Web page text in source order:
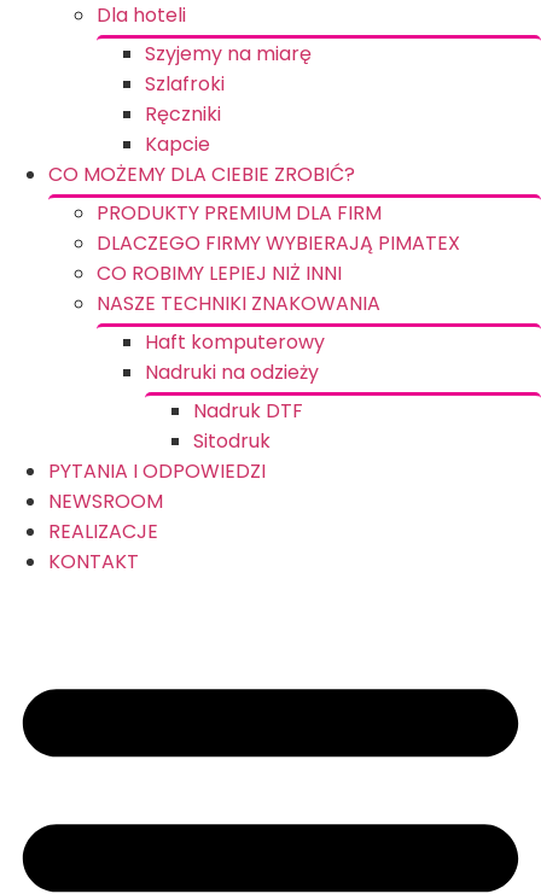
Dla hoteli
Szyjemy na miarę
Szlafroki
Ręczniki
Kapcie
CO MOŻEMY DLA CIEBIE ZROBIĆ?
PRODUKTY PREMIUM DLA FIRM
DLACZEGO FIRMY WYBIERAJĄ PIMATEX
CO ROBIMY LEPIEJ NIŻ INNI
NASZE TECHNIKI ZNAKOWANIA
Haft komputerowy
Nadruki na odzieży
Nadruk DTF
Sitodruk
PYTANIA I ODPOWIEDZI
NEWSROOM
REALIZACJE
KONTAKT